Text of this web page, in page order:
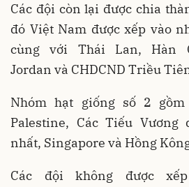
Các đội còn lại được chia
đó Việt Nam được xếp vào
cùng với Thái Lan, Hàn
Jordan và CHDCND Triều
Nhóm hạt giống số 2
Palestine, Các Tiếu Vương
nhất, Singapore và Hồng
Các đội không được